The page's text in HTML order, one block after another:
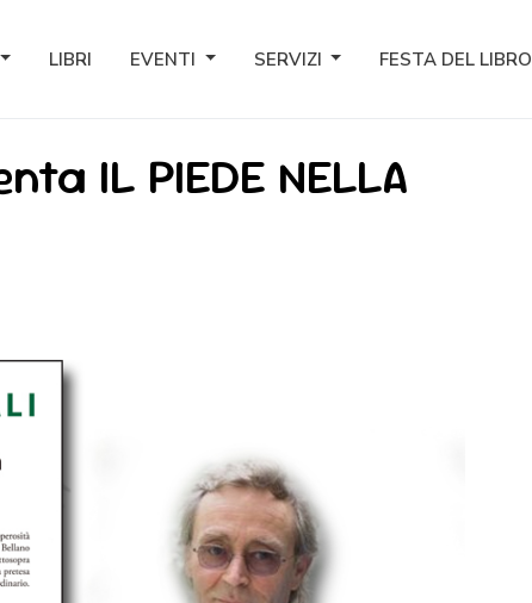
LIBRI EVENTI SERVIZI FESTA DEL LIBRO
IL PIEDE NELLA